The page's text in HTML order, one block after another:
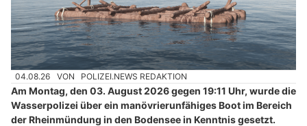
04.08.26 VON POLIZEI.NEWS REDAKTION
Am Montag, den 03. August 2026 gegen 19:11 Uhr, wurde die
Wasserpolizei über ein manövrierunfähiges Boot im Bereich
der Rheinmündung in den Bodensee in Kenntnis gesetzt.